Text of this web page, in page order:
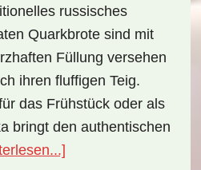
russisches
Quarkbrote sind mit
Füllung versehen
ihren fluffigen Teig.
das Frühstück oder als
bringt den authentischen
ÜberNationalgericht